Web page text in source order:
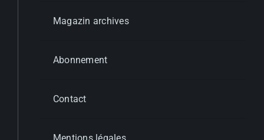
Magazin archives
Abonnement
Contact